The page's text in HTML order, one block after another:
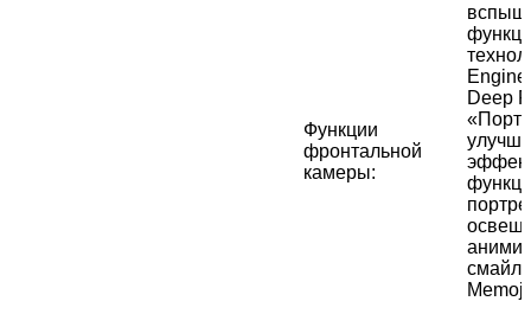
Функции
фронтальной
камеры:
Deep